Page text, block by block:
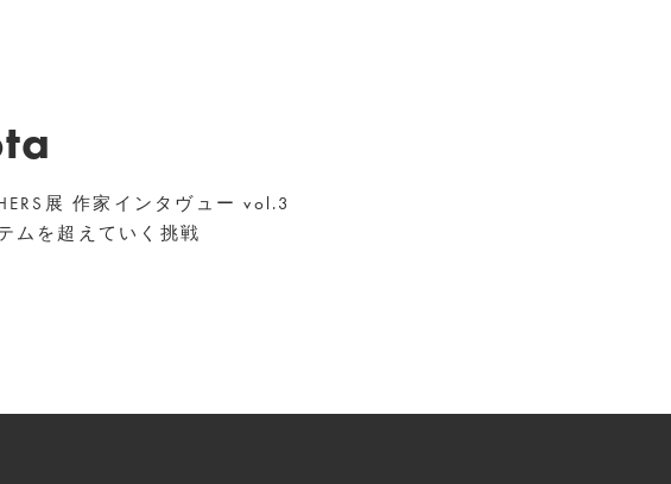
展 作家インタヴュー vol.3
ムを超えていく挑戦